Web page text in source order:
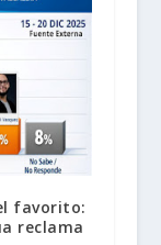
favorito:
reclama